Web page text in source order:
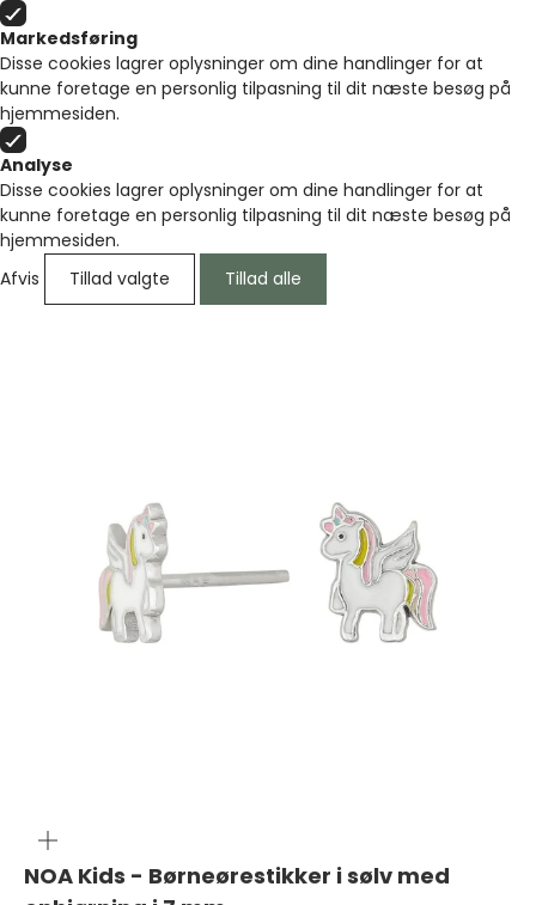
Markedsføring
Disse cookies lagrer oplysninger om dine handlinger for at
kunne foretage en personlig tilpasning til dit næste besøg på
hjemmesiden.
Analyse
Disse cookies lagrer oplysninger om dine handlinger for at
kunne foretage en personlig tilpasning til dit næste besøg på
hjemmesiden.
Afvis
Tillad valgte Tillad alle
NOA Kids - Børneørestikker i sølv med